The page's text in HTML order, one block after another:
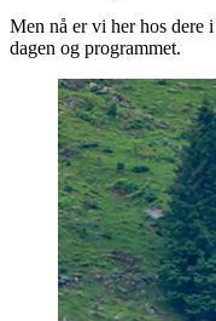
Men nå er vi her hos dere
dagen og programmet.